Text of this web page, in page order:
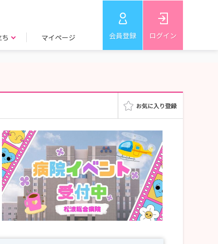
マイページ 会員登録 ログイン